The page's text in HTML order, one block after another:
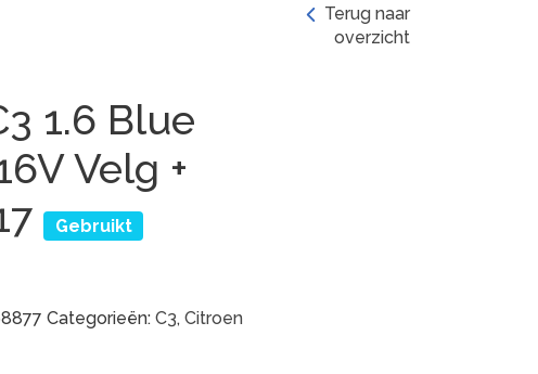
1.6 Blue
Velg +
Gebruikt
Terug naar
overzicht
Categorieën:C3,Citroen